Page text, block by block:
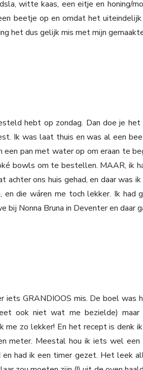
witte kaas, een eitje en honing/
beetje op en omdat het
het dus gelijk mis met mijn
hebt op zondag. Dan doe je
Ik was laat thuis en was al een
pan met water op om eraan te
bowls om te bestellen. MAAR, ik
achter ons huis gehad, en daar was
en die wáren me toch lekker. Ik had
bij Nonna Bruna in Deventer en daar
iets GRANDIOOS mis. De boel was
ook niet wat me bezielde) maar
zo lekker! En het recept is denk
meter. Meestal hou ik iets wel
en had ik een timer gezet. Het leek